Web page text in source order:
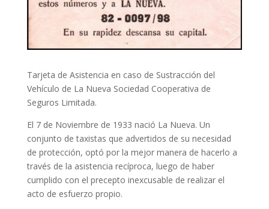
Tarjeta de Asistencia en caso de Sustracción del
Vehículo de La Nueva Sociedad Cooperativa de
Seguros Limitada.
El 7 de Noviembre de 1933 nació La Nueva. Un
conjunto de taxistas que advertidos de su necesidad
de protección, optó por la mejor manera de hacerlo a
través de la asistencia recíproca, luego de haber
cumplido con el precepto inexcusable de realizar el
acto de esfuerzo propio.